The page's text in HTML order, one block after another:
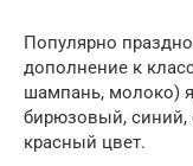
Популярно
дополнение к
шампань, молоко)
бирюзовый,
красный цвет.